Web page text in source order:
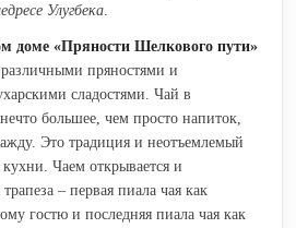
Улугбека
доме «Пряности Шелкового пути»
различными пряностями и
сладостями. Чай в
большее, чем просто напиток,
Это традиция и неотъемлемый
кухни. Чаем открывается и
– первая пиала чая как
гостю и последняя пиала чая как